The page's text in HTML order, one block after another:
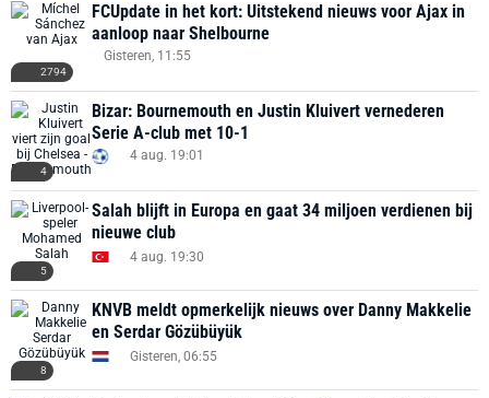
2794
FCUpdate in het kort: Uitstekend nieuws voor Ajax in
aanloop naar Shelbourne
Gisteren, 11:55
4
Bizar: Bournemouth en Justin Kluivert vernederen
Serie A-club met 10-1
4 aug. 19:01
5
Salah blijft in Europa en gaat 34 miljoen verdienen bij
nieuwe club
4 aug. 19:30
8
KNVB meldt opmerkelijk nieuws over Danny Makkelie
en Serdar Gözübüyük
Gisteren, 06:55